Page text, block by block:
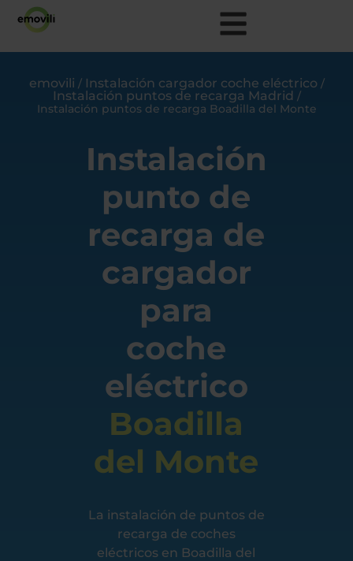
emovili / Instalación cargador coche eléctrico /
Instalación puntos de recarga Madrid /
Instalación puntos de recarga Boadilla del Monte
Instalación
punto de
recarga de
cargador
para
coche
eléctrico
Boadilla
del Monte
La instalación de puntos de
recarga de coches
eléctricos en Boadilla del